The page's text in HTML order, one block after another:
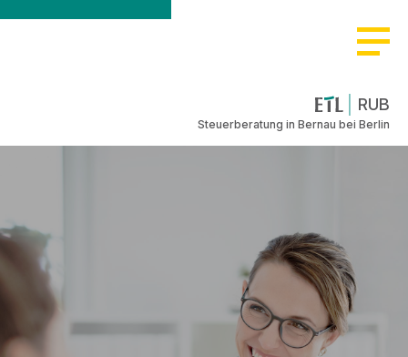
RUB
Steuerberatung in Bernau bei Berlin